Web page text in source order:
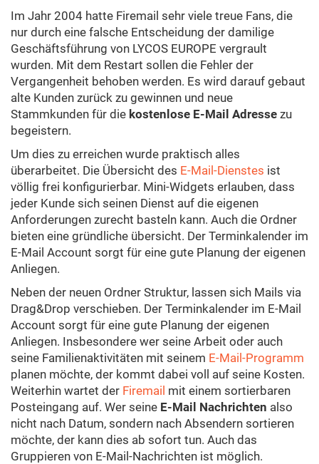
Im Jahr 2004 hatte Firemail sehr viele treue Fans, die
nur durch eine falsche Entscheidung der damilige
Geschäftsführung von LYCOS EUROPE vergrault
wurden. Mit dem Restart sollen die Fehler der
Vergangenheit behoben werden. Es wird darauf gebaut
alte Kunden zurück zu gewinnen und neue
Stammkunden für die kostenlose E-Mail Adresse zu
begeistern.
Um dies zu erreichen wurde praktisch alles
überarbeitet. Die Übersicht des E-Mail-Dienstes ist
völlig frei konfigurierbar. Mini-Widgets erlauben, dass
jeder Kunde sich seinen Dienst auf die eigenen
Anforderungen zurecht basteln kann. Auch die Ordner
bieten eine gründliche übersicht. Der Terminkalender im
E-Mail Account sorgt für eine gute Planung der eigenen
Anliegen.
Neben der neuen Ordner Struktur, lassen sich Mails via
Drag&Drop verschieben. Der Terminkalender im E-Mail
Account sorgt für eine gute Planung der eigenen
Anliegen. Insbesondere wer seine Arbeit oder auch
seine Familienaktivitäten mit seinem E-Mail-Programm
planen möchte, der kommt dabei voll auf seine Kosten.
Weiterhin wartet der Firemail mit einem sortierbaren
Posteingang auf. Wer seine E-Mail Nachrichten also
nicht nach Datum, sondern nach Absendern sortieren
möchte, der kann dies ab sofort tun. Auch das
Gruppieren von E-Mail-Nachrichten ist möglich.